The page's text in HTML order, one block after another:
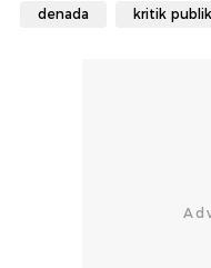
denada kritik publik